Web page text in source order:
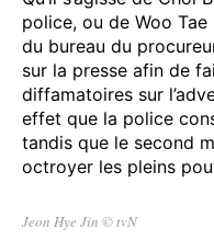
police, ou de Woo
du bureau du
sur la presse afin de
diffamatoires sur
effet que la police
tandis que le second
octroyer les pleins
Jeon Hye Jin © tvN